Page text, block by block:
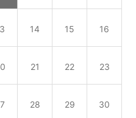
14 15 16
21 22 23
28 29 30